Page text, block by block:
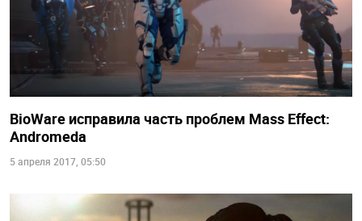
BioWare исправила часть проблем Mass Effect:
Andromeda
5 апреля 2017, 05:50